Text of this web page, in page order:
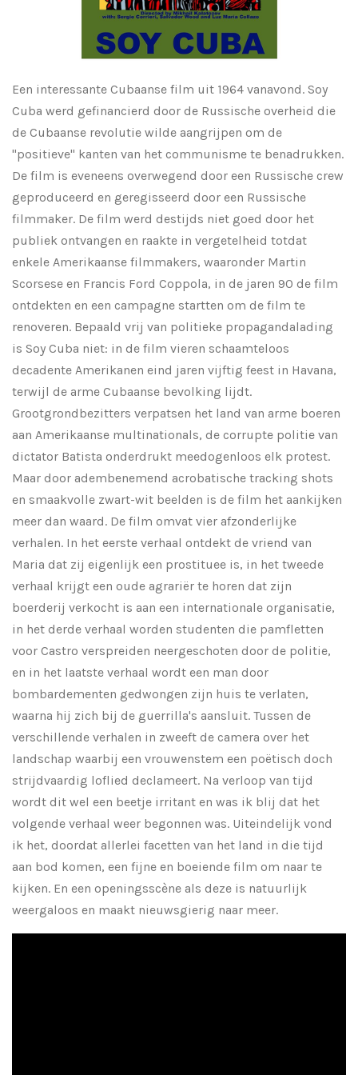
Een interessante Cubaanse film uit 1964 vanavond. Soy
Cuba werd gefinancierd door de Russische overheid die
de Cubaanse revolutie wilde aangrijpen om de
"positieve" kanten van het communisme te benadrukken.
De film is eveneens overwegend door een Russische crew
geproduceerd en geregisseerd door een Russische
filmmaker. De film werd destijds niet goed door het
publiek ontvangen en raakte in vergetelheid totdat
enkele Amerikaanse filmmakers, waaronder Martin
Scorsese en Francis Ford Coppola, in de jaren 90 de film
ontdekten en een campagne startten om de film te
renoveren. Bepaald vrij van politieke propagandalading
is Soy Cuba niet: in de film vieren schaamteloos
decadente Amerikanen eind jaren vijftig feest in Havana,
terwijl de arme Cubaanse bevolking lijdt.
Grootgrondbezitters verpatsen het land van arme boeren
aan Amerikaanse multinationals, de corrupte politie van
dictator Batista onderdrukt meedogenloos elk protest.
Maar door adembenemend acrobatische tracking shots
en smaakvolle zwart-wit beelden is de film het aankijken
meer dan waard. De film omvat vier afzonderlijke
verhalen. In het eerste verhaal ontdekt de vriend van
Maria dat zij eigenlijk een prostituee is, in het tweede
verhaal krijgt een oude agrariër te horen dat zijn
boerderij verkocht is aan een internationale organisatie,
in het derde verhaal worden studenten die pamfletten
voor Castro verspreiden neergeschoten door de politie,
en in het laatste verhaal wordt een man door
bombardementen gedwongen zijn huis te verlaten,
waarna hij zich bij de guerrilla's aansluit. Tussen de
verschillende verhalen in zweeft de camera over het
landschap waarbij een vrouwenstem een poëtisch doch
strijdvaardig loflied declameert. Na verloop van tijd
wordt dit wel een beetje irritant en was ik blij dat het
volgende verhaal weer begonnen was. Uiteindelijk vond
ik het, doordat allerlei facetten van het land in die tijd
aan bod komen, een fijne en boeiende film om naar te
kijken. En een openingsscène als deze is natuurlijk
weergaloos en maakt nieuwsgierig naar meer.